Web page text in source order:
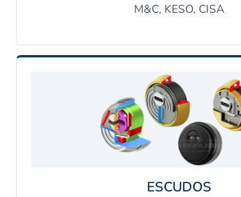
M&C, KESO, CISA
ESCUDOS